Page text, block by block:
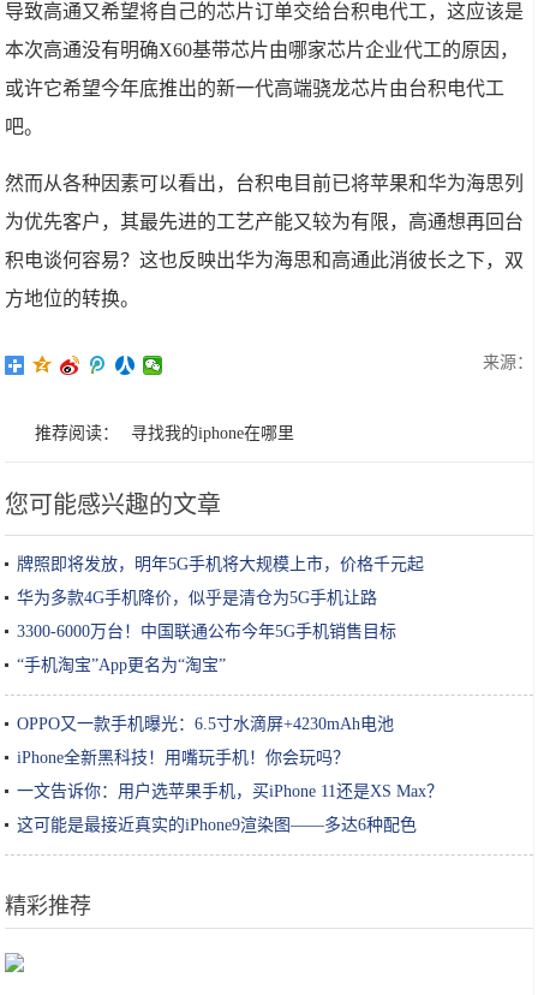
导致高通又希望将自己的芯片订单交给台积电代工，这应该是
本次高通没有明确X60基带芯片由哪家芯片企业代工的原因，
或许它希望今年底推出的新一代高端骁龙芯片由台积电代工
吧。
然而从各种因素可以看出，台积电目前已将苹果和华为海思列
为优先客户，其最先进的工艺产能又较为有限，高通想再回台
积电谈何容易？这也反映出华为海思和高通此消彼长之下，双
方地位的转换。
来源：
推荐阅读： 寻找我的iphone在哪里
您可能感兴趣的文章
牌照即将发放，明年5G手机将大规模上市，价格千元起
华为多款4G手机降价，似乎是清仓为5G手机让路
3300-6000万台！中国联通公布今年5G手机销售目标
“手机淘宝”App更名为“淘宝”
OPPO又一款手机曝光：6.5寸水滴屏+4230mAh电池
iPhone全新黑科技！用嘴玩手机！你会玩吗？
一文告诉你：用户选苹果手机，买iPhone 11还是XS Max？
这可能是最接近真实的iPhone9渲染图——多达6种配色
精彩推荐